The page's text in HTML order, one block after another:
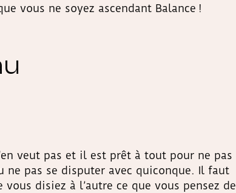
vous ne soyez ascendant Balance !
veut pas et il est prêt à tout pour ne pas
pas se disputer avec quiconque. Il faut
disiez à l’autre ce que vous pensez de